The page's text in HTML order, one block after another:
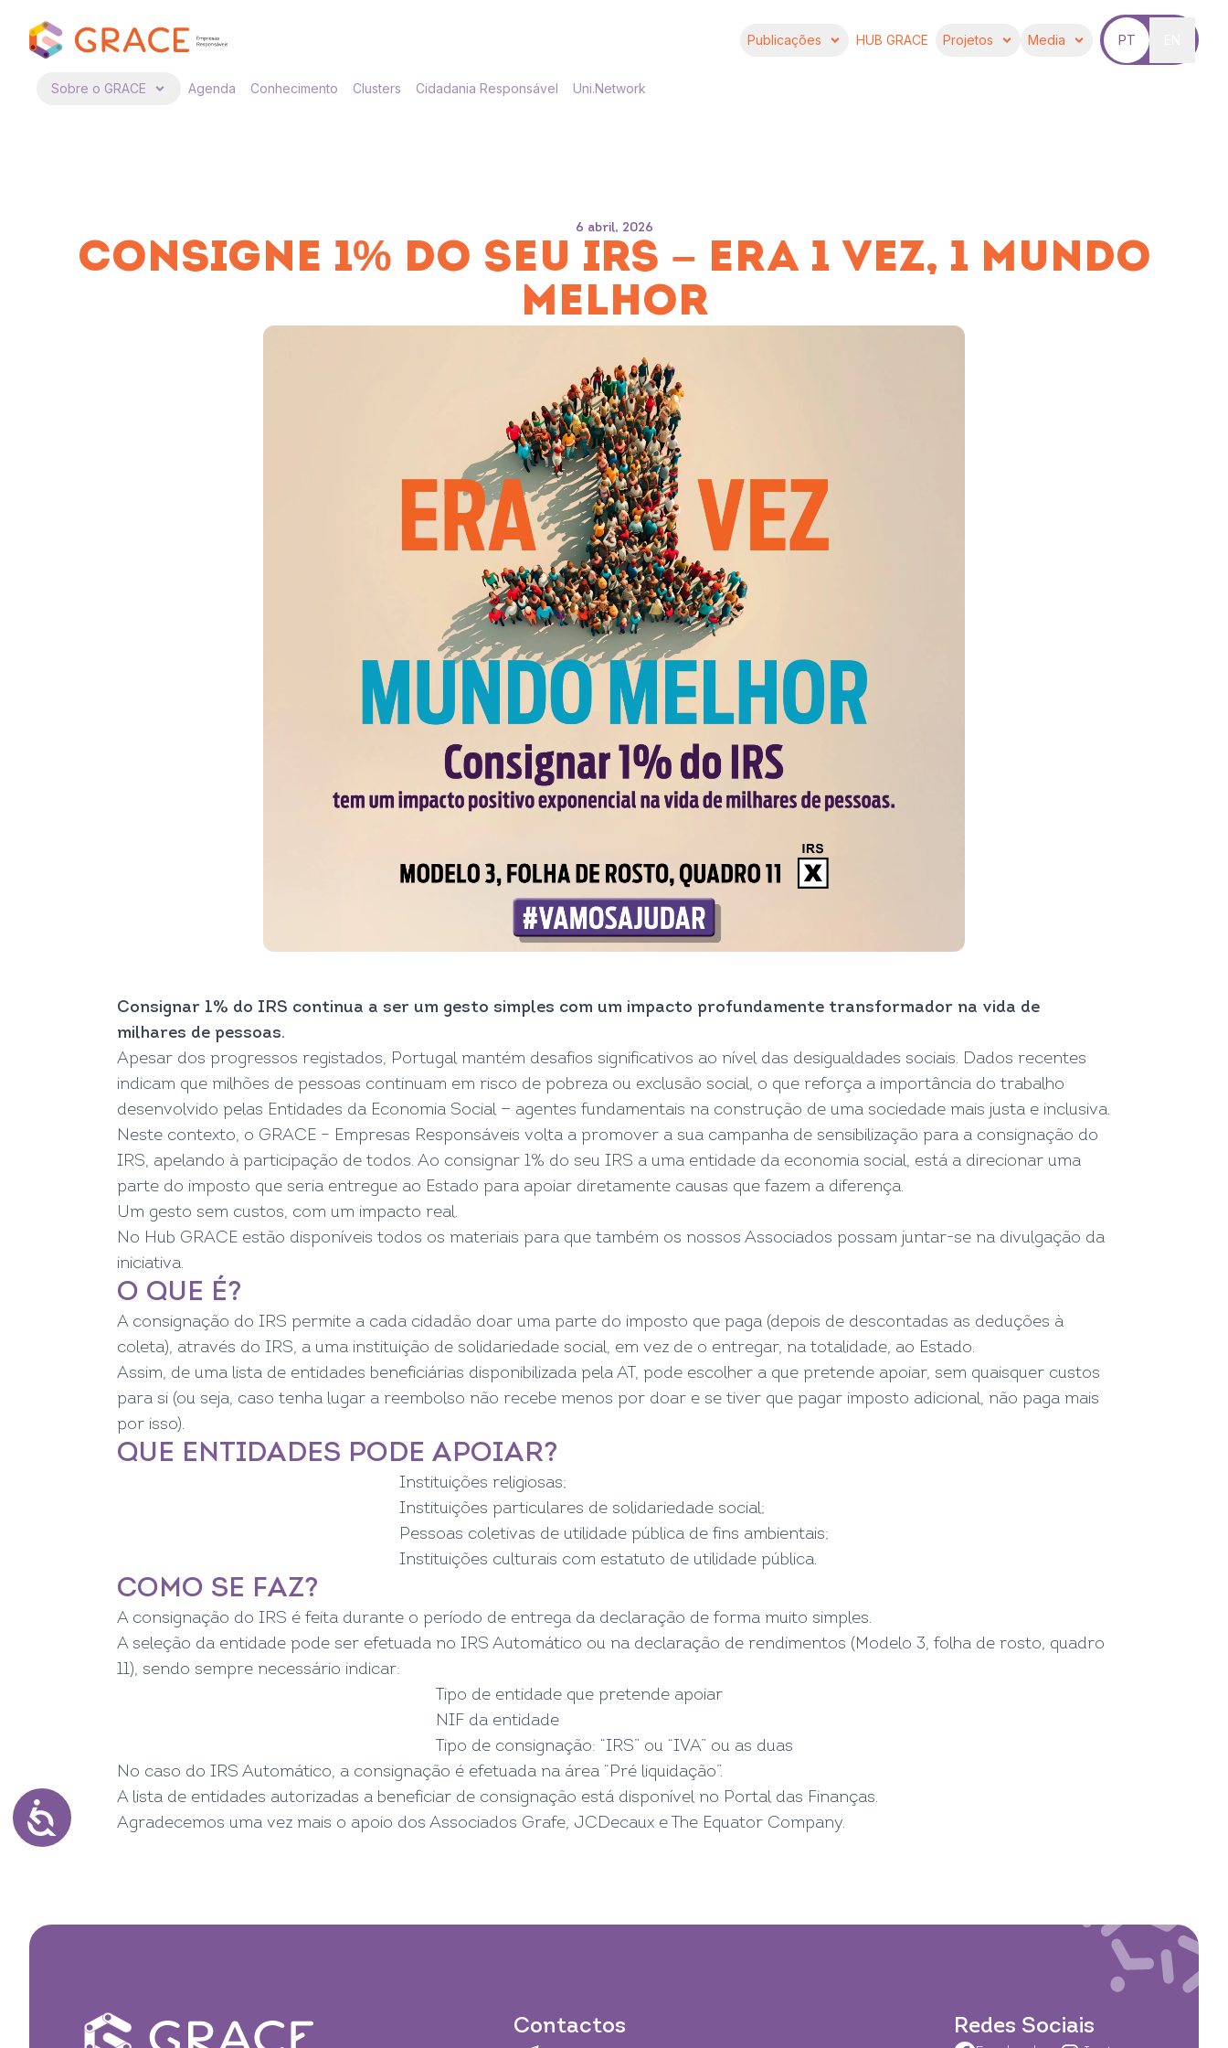
Publicações HUB GRACE Projetos Media PT
Sobre o GRACE Agenda Conhecimento Clusters Cidadania Responsável Uni.Network
6 abril, 2026
CONSIGNE 1% DO SEU IRS – ERA 1 VEZ, 1 MUNDO
MELHOR
Consignar 1% do IRS continua a ser um gesto simples com um impacto profundamente transformador na vida de
milhares de pessoas.
Apesar dos progressos registados, Portugal mantém desafios significativos ao nível das desigualdades sociais. Dados recentes
indicam que milhões de pessoas continuam em risco de pobreza ou exclusão social, o que reforça a importância do trabalho
desenvolvido pelas Entidades da Economia Social — agentes fundamentais na construção de uma sociedade mais justa e inclusiva.
Neste contexto, o GRACE – Empresas Responsáveis volta a promover a sua campanha de sensibilização para a consignação do
IRS, apelando à participação de todos. Ao consignar 1% do seu IRS a uma entidade da economia social, está a direcionar uma
parte do imposto que seria entregue ao Estado para apoiar diretamente causas que fazem a diferença.
Um gesto sem custos, com um impacto real.
No Hub GRACE estão disponíveis todos os materiais para que também os nossos Associados possam juntar-se na divulgação da
iniciativa.
O QUE É?
A consignação do IRS permite a cada cidadão doar uma parte do imposto que paga (depois de descontadas as deduções à
coleta), através do IRS, a uma instituição de solidariedade social, em vez de o entregar, na totalidade, ao Estado.
Assim, de uma lista de entidades beneficiárias disponibilizada pela AT, pode escolher a que pretende apoiar, sem quaisquer custos
para si (ou seja, caso tenha lugar a reembolso não recebe menos por doar e se tiver que pagar imposto adicional, não paga mais
por isso).
QUE ENTIDADES PODE APOIAR?
Instituições religiosas;
Instituições particulares de solidariedade social;
Pessoas coletivas de utilidade pública de fins ambientais;
Instituições culturais com estatuto de utilidade pública.
COMO SE FAZ?
A consignação do IRS é feita durante o período de entrega da declaração de forma muito simples.
A seleção da entidade pode ser efetuada no IRS Automático ou na declaração de rendimentos (Modelo 3, folha de rosto, quadro
11), sendo sempre necessário indicar:
Tipo de entidade que pretende apoiar
NIF da entidade
Tipo de consignação: “IRS” ou “IVA” ou as duas
No caso do IRS Automático, a consignação é efetuada na área “Pré liquidação”.
A lista de entidades autorizadas a beneficiar de consignação está disponível no Portal das Finanças.
Agradecemos uma vez mais o apoio dos Associados Grafe, JCDecaux e The Equator Company.
Contactos Redes Sociais